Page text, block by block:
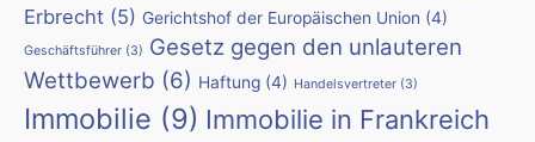
Erbrecht (5) Gerichtshof der Europäischen Union (4)
Geschäftsführer (3) Gesetz gegen den unlauteren
Wettbewerb (6) Haftung (4) Handelsvertreter (3)
Immobilie (9) Immobilie in Frankreich